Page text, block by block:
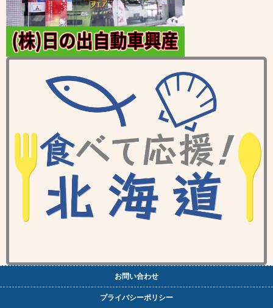
お問い合わせ
プライバシーポリシー